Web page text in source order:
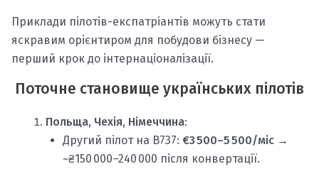
Приклади пілотів-експатріантів можуть стати
яскравим орієнтиром для побудови бізнесу —
перший крок до інтернаціоналізації.
Поточне становище українських пілотів
Польща, Чехія, Німеччина:
Другий пілот на B737: €3 500–5 500/міс →
~₴150 000–240 000 після конвертації.